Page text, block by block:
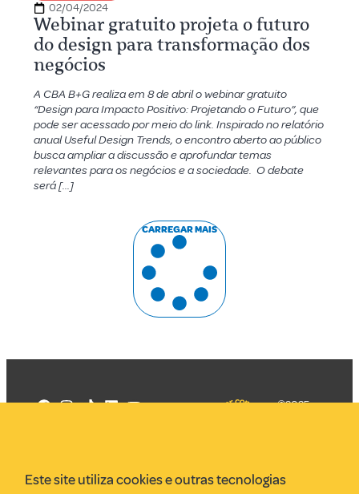
02/04/2024
Webinar gratuito projeta o futuro
do design para transformação dos
negócios
A CBA B+G realiza em 8 de abril o webinar gratuito
“Design para Impacto Positivo: Projetando o Futuro”, que
pode ser acessado por meio do link. Inspirado no relatório
anual Useful Design Trends, o encontro aberto ao público
busca ampliar a discussão e aprofundar temas
relevantes para os negócios e a sociedade. O debate
será […]
CARREGAR MAIS
VR Assessoria
©2025
Este site utiliza cookies e outras tecnologias